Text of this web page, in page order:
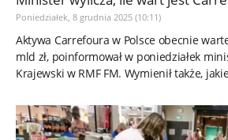
Poniedziałek, 8 grudnia 2025 (10:11)
Aktywa Carrefoura w Polsce obecnie
mld zł, poinformował w poniedziałek
Krajewski w RMF FM. Wymienił także,